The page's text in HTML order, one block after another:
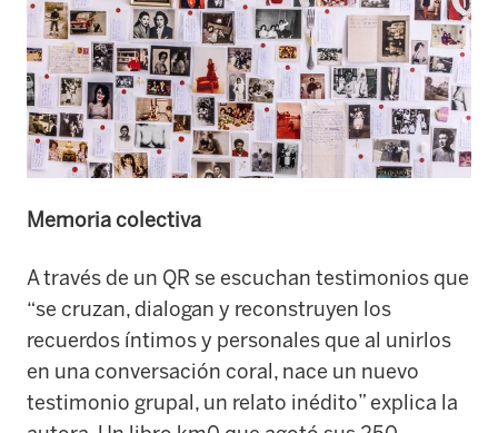
Memoria colectiva
A través de un QR se escuchan testimonios que
“se cruzan, dialogan y reconstruyen los
recuerdos íntimos y personales que al unirlos
en una conversación coral, nace un nuevo
testimonio grupal, un relato inédito” explica la